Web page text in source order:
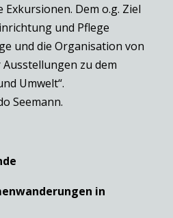
Dem o.g. Ziel
und Pflege
und die Organisation von
zu dem
Umwelt“.
Seemann.
in